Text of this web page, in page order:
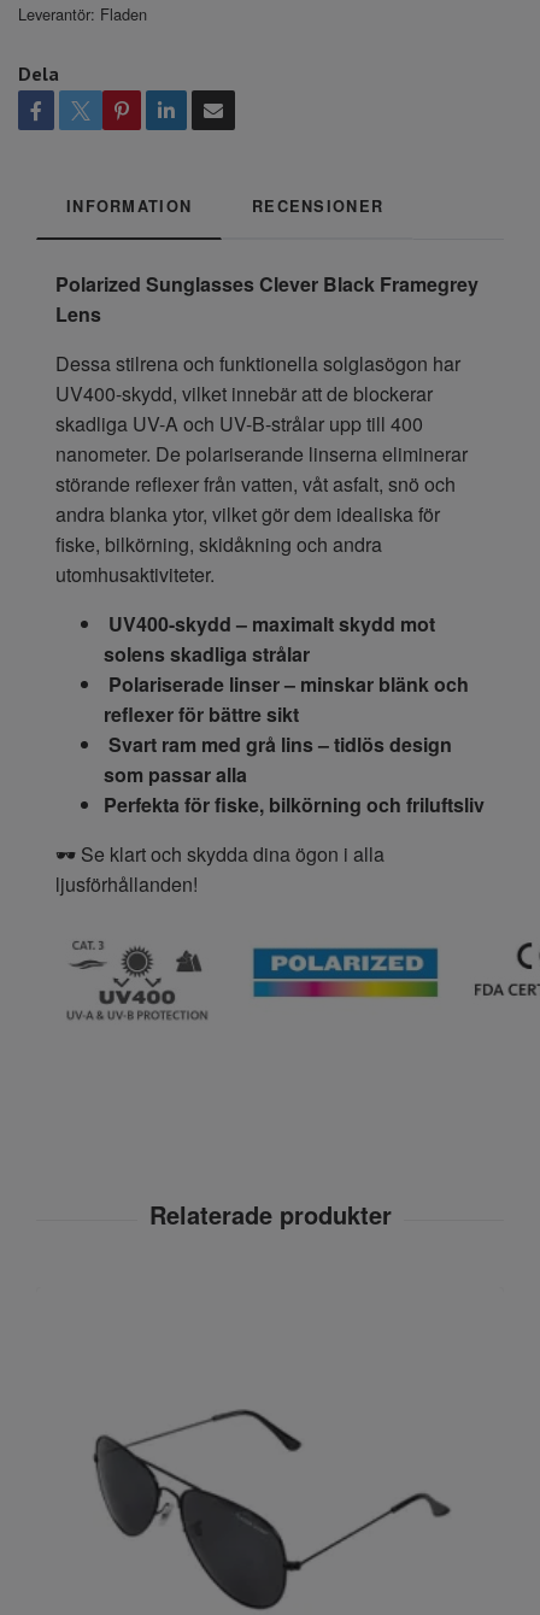
Leverantör: Fladen
Dela
INFORMATION RECENSIONER
Polarized Sunglasses Clever Black Framegrey
Lens
Dessa stilrena och funktionella solglasögon har
UV400-skydd, vilket innebär att de blockerar
skadliga UV-A och UV-B-strålar upp till 400
nanometer. De polariserande linserna eliminerar
störande reflexer från vatten, våt asfalt, snö och
andra blanka ytor, vilket gör dem idealiska för
fiske, bilkörning, skidåkning och andra
utomhusaktiviteter.
UV400-skydd – maximalt skydd mot
solens skadliga strålar
Polariserade linser – minskar blänk och
reflexer för bättre sikt
Svart ram med grå lins – tidlös design
som passar alla
Perfekta för fiske, bilkörning och friluftsliv
🕶 Se klart och skydda dina ögon i alla
ljusförhållanden!